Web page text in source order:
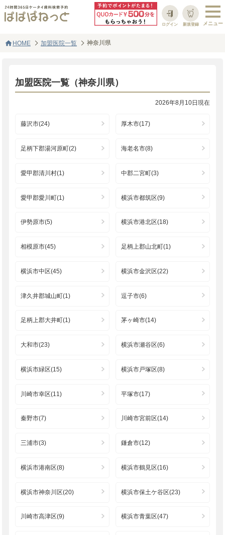
新規登録
ログイン
homeHOME 加盟医院一覧 神奈川県
加盟医院一覧（神奈川県）
2026年8月10日現在
藤沢市(24) 厚木市(17)
足柄下郡湯河原町(2) 海老名市(8)
愛甲郡清川村(1) 中郡二宮町(3)
愛甲郡愛川町(1) 横浜市都筑区(9)
伊勢原市(5) 横浜市港北区(18)
相模原市(45) 足柄上郡山北町(1)
横浜市中区(45) 横浜市金沢区(22)
津久井郡城山町(1) 逗子市(6)
足柄上郡大井町(1) 茅ヶ崎市(14)
大和市(23) 横浜市瀬谷区(6)
横浜市緑区(15) 横浜市戸塚区(8)
川崎市幸区(11) 平塚市(17)
秦野市(7) 川崎市宮前区(14)
三浦市(3) 鎌倉市(12)
横浜市港南区(8) 横浜市鶴見区(16)
横浜市神奈川区(20) 横浜市保土ケ谷区(23)
川崎市高津区(9) 横浜市青葉区(47)